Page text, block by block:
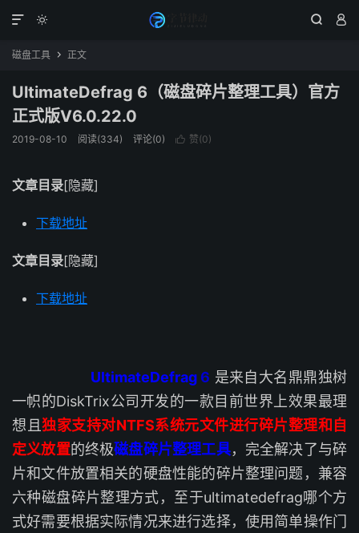
  

磁盘工具  正文
UltimateDefrag 6（磁盘碎片整理工具）官方
正式版V6.0.22.0
2019-08-10 阅读(334) 评论(0)  赞(0)
文章目录[隐藏]
下载地址
文章目录[隐藏]
下载地址
UltimateDefrag6 是来自大名鼎鼎独树
一帜的DiskTrix公司开发的一款目前世界上效果最理
想且 独家支持对NTFS系统元文件进行碎片整理和自
定义放置的终极磁盘碎片整理工具，完全解决了与碎
片和文件放置相关的硬盘性能的碎片整理问题，兼容
六种磁盘碎片整理方式，至于ultimatedefrag哪个方
式好需要根据实际情况来进行选择，使用简单操作门